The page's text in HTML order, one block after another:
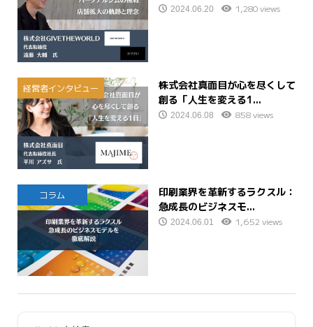
2024.06.20 1,280 views
経営者インタビュー
株式会社真面目が心を尽くして
創る「人生を変える1...
2024.06.08 858 views
コラム
印刷業界を革新するラクスル：
急成長のビジネスモ...
2024.06.01 1,652 views